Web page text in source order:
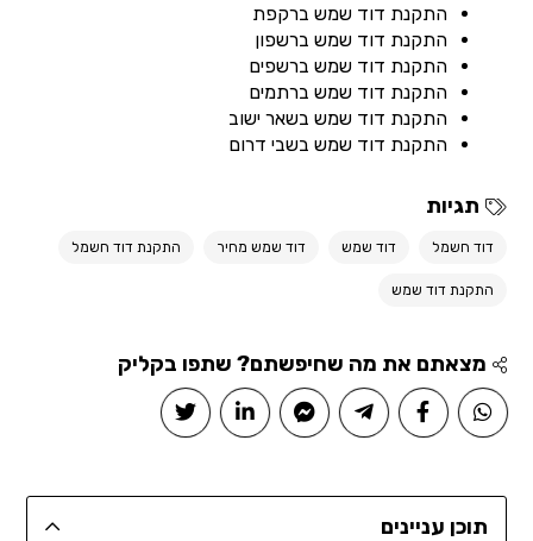
התקנת דוד שמש ברקפת
התקנת דוד שמש ברשפון
התקנת דוד שמש ברשפים
התקנת דוד שמש ברתמים
התקנת דוד שמש בשאר ישוב
התקנת דוד שמש בשבי דרום
תגיות
דוד חשמל דוד שמש דוד שמש מחיר התקנת דוד חשמל
התקנת דוד שמש
מצאתם את מה שחיפשתם? שתפו בקליק
תוכן עניינים